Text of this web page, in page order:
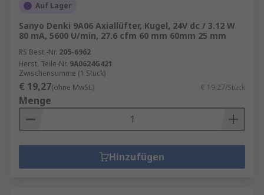
Auf Lager
Sanyo Denki 9A06 Axiallüfter, Kugel, 24V dc / 3.12 W
80 mA, 5600 U/min, 27.6 cfm 60 mm 60mm 25 mm
RS Best.-Nr. 205-6962
Herst. Teile-Nr. 9A0624G421
Zwischensumme (1 Stück)
€ 19,27(ohne MwSt.) € 19,27/Stück
Menge
Hinzufügen